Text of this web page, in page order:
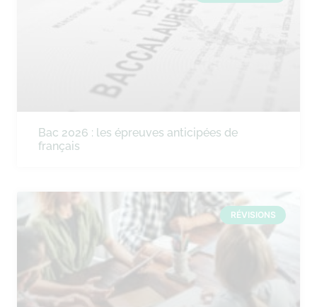
Bac 2026 : les épreuves anticipées de
français
RÉVISIONS